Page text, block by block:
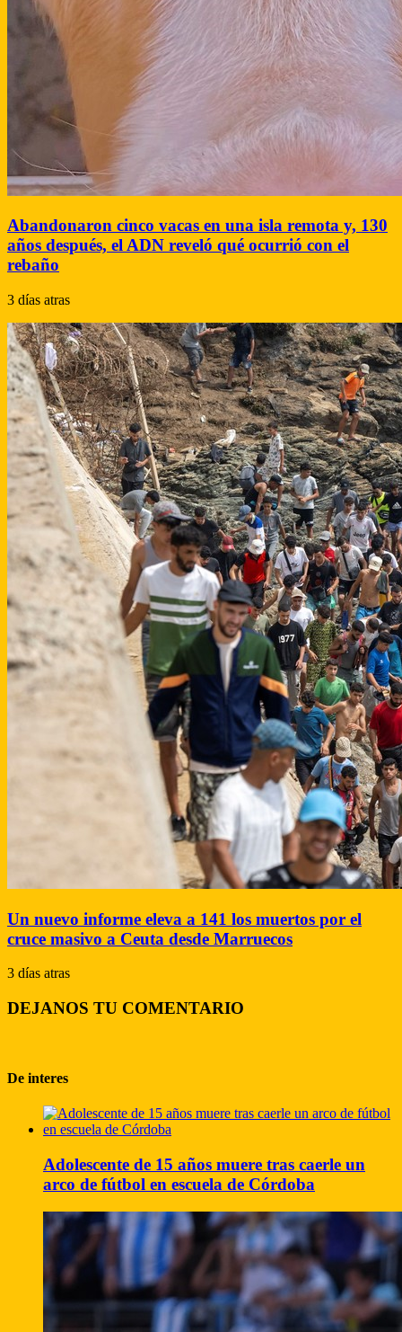
Abandonaron cinco vacas en una isla remota y, 130
años después, el ADN reveló qué ocurrió con el
rebaño
3 días atras
Un nuevo informe eleva a 141 los muertos por el
cruce masivo a Ceuta desde Marruecos
3 días atras
DEJANOS TU COMENTARIO
De interes
Adolescente de 15 años muere tras caerle un
arco de fútbol en escuela de Córdoba